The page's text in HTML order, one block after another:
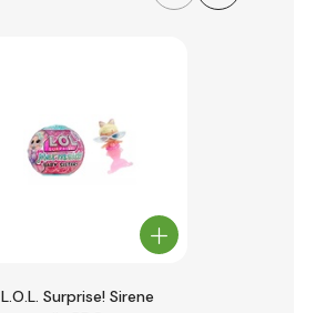
L.O.L. Surprise! Sirene